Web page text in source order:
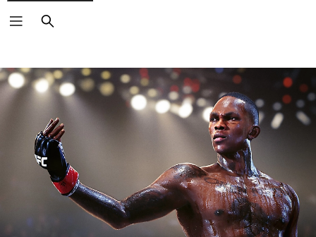
搜
索